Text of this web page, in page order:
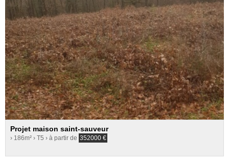
Projet maison saint-sauveur
› 186m² › T5 › à partir de 352000 €